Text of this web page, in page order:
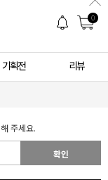
0
기획전 리뷰
주세요.
확인